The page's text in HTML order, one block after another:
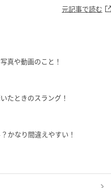
元記事で読む
真や動画のこと！
たときのスラング！
かなり間違えやすい！